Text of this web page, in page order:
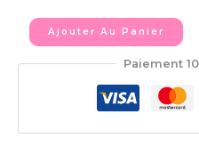
Ajouter Au Panier
Paiement